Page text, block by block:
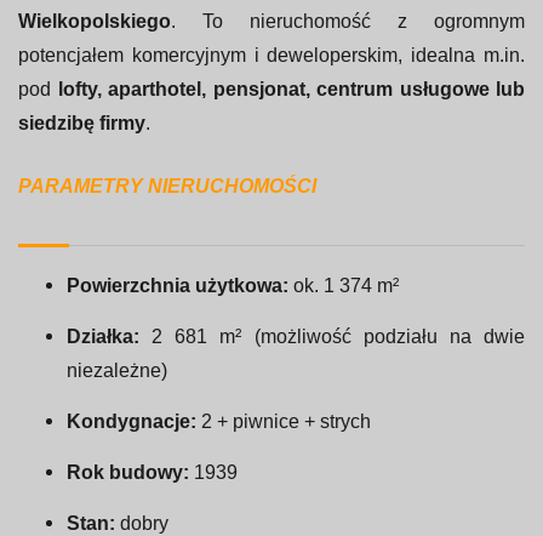
Wielkopolskiego. To nieruchomość z ogromnym
potencjałem komercyjnym i deweloperskim, idealna m.in.
pod
lofty, aparthotel, pensjonat, centrum usługowe lub
siedzibę firmy.
PARAMETRY NIERUCHOMOŚCI
Powierzchnia użytkowa: ok. 1 374 m²
Działka: 2 681 m² (możliwość podziału na dwie
niezależne)
Kondygnacje: 2 + piwnice + strych
Rok budowy: 1939
Stan: dobry